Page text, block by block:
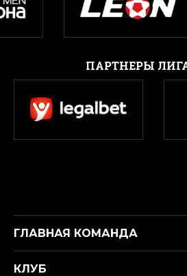
ПАРТНЕРЫ ЛИГА
ГЛАВНАЯ КОМАНДА
КЛУБ